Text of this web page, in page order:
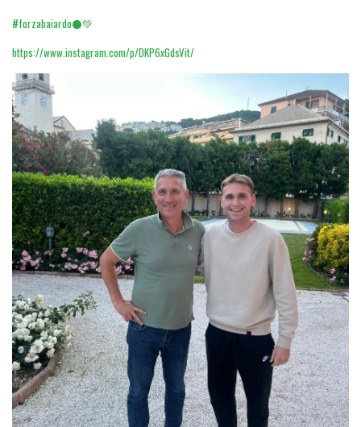
#forzabaiardo⚫💚
https://www.instagram.com/p/DKP6xGdsVit/